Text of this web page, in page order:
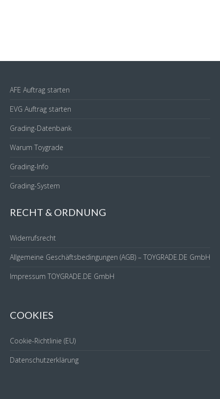
AFE Auftrag starten
EVG Auftrag starten
Grading-Datenbank
Warum Toygrade
Grading-Info
Grading-System
RECHT & ORDNUNG
Widerrufsrecht
Allgemeine Geschäftsbedingungen (AGB) – TOYGRADE.DE GmbH
Impressum TOYGRADE.DE GmbH
COOKIES
Cookie-Richtlinie (EU)
Datenschutzerklärung